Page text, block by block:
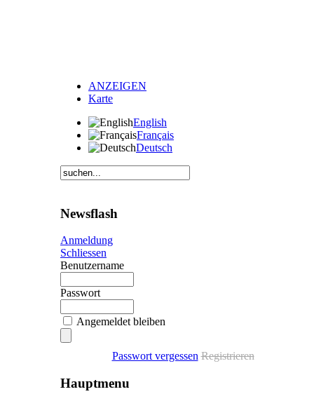
ANZEIGEN
Karte
English
Français
Deutsch
Newsflash
Anmeldung
Schliessen
Benutzername
Passwort
Angemeldet bleiben
Passwort vergessen Registrieren
Hauptmenu